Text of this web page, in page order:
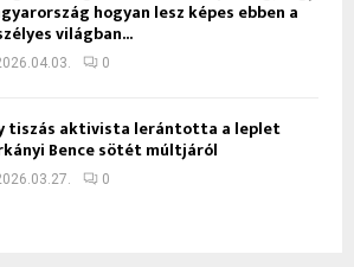
hogyan lesz képes ebben a
világban...
0
tiszás aktivista lerántotta a leplet
Bence sötét múltjáról
0